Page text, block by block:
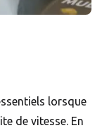
lorsque
de vitesse. En